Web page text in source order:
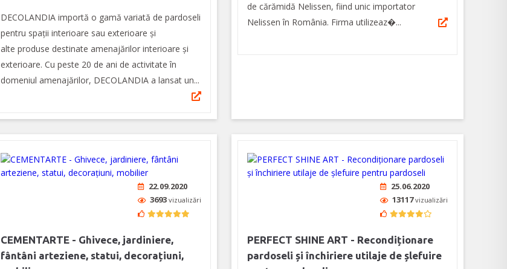
DECOLANDIA importă o gamă variată de pardoseli
pentru spații interioare sau exterioare și
alte produse destinate amenajărilor interioare și
exterioare. Cu peste 20 de ani de activitate în
domeniul amenajărilor, DECOLANDIA a lansat un...
de cărămidă Nelissen, fiind unic importator
Nelissen în România. Firma utilizeaz�...
22.09.2020
3693 vizualizări
CEMENTARTE - Ghivece, jardiniere,
fântâni arteziene, statui, decorațiuni,
25.06.2020
13117vizualizări
PERFECT SHINE ART - Recondiționare
pardoseli și închiriere utilaje de șlefuire